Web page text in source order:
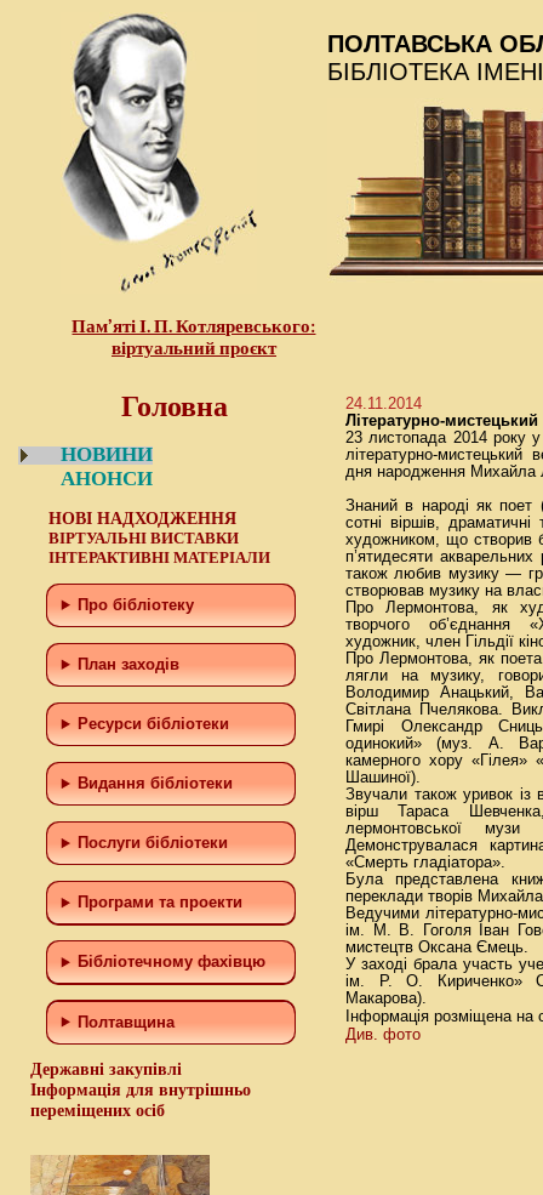
Пам’яті І. П. Котляревського:
віртуальний проєкт
ПОЛТАВСЬКА
БІБЛІОТЕКА
Головна
НОВИНИ
АНОНСИ
НОВІ НАДХОДЖЕННЯ
ВІРТУАЛЬНІ ВИСТАВКИ
ІНТЕРАКТИВНІ МАТЕРІАЛИ
Про бібліотеку
План заходів
Ресурси бібліотеки
Видання бібліотеки
Послуги бібліотеки
Програми та проекти
Бiблiотечному фахiвцю
Полтавщина
Державні закупівлі
Інформація для внутрішньо
переміщених осіб
24.11.2014
Літературно-мистецький
23 листопада 2014 року у
літературно-мистецький
дня народження Михайла
Знаний в народі як поет
сотні віршів,
художником, що створив
п’ятидесяти
також любив музику —
створював музику на
Про Лермонтова, як
творчого об’єднання
художник, член Гільдії
Про Лермонтова, як
лягли на музику,
Володимир Анацький,
Світлана Пчелякова.
Гмирі Олександр
одинокий» (муз. А.
камерного хору
Шашиної).
Звучали також уривок
вірш Тараса
лермонтовської
Демонструвалася
«Смерть гладіатора».
Була представлена
переклади творів
Ведучими літературно-
ім. М. В. Гоголя Іван
мистецтв Оксана Ємець.
У заході брала участь
ім. Р. О. Кириченко»
Макарова).
Інформація розміщена на
Див. фото